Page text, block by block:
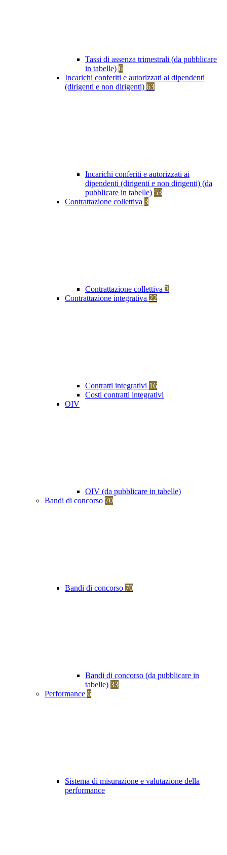
Tassi di assenza trimestrali (da pubblicare
in tabelle) 6
Incarichi conferiti e autorizzati ai dipendenti
(dirigenti e non dirigenti) 63
Incarichi conferiti e autorizzati ai
dipendenti (dirigenti e non dirigenti) (da
pubblicare in tabelle) 53
Contrattazione collettiva 3
Contrattazione collettiva 3
Contrattazione integrativa 22
Contratti integrativi 16
Costi contratti integrativi
OIV
OIV (da pubblicare in tabelle)
Bandi di concorso 70
Bandi di concorso 70
Bandi di concorso (da pubblicare in
tabelle) 33
Performance 6
Sistema di misurazione e valutazione della
performance